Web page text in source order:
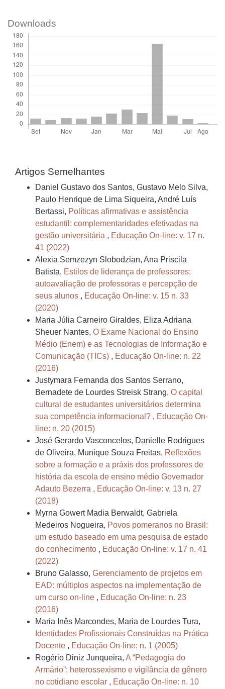
Downloads
Artigos Semelhantes
Daniel Gustavo dos Santos, Gustavo Melo Silva,
Paulo Henrique de Lima Siqueira, André Luís
Bertassi, Políticas afirmativas e assistência
estudantil: complementaridades efetivadas na
gestão universitária , Educação On-line: v. 17 n.
41 (2022)
Alexia Semzezyn Slobodzian, Ana Priscila
Batista, Estilos de liderança de professores:
autoavaliação de professoras e percepção de
seus alunos , Educação On-line: v. 15 n. 33
(2020)
Maria Júlia Carneiro Giraldes, Eliza Adriana
Sheuer Nantes, O Exame Nacional do Ensino
Médio (Enem) e as Tecnologias de Informação e
Comunicação (TICs) , Educação On-line: n. 22
(2016)
Justymara Fernanda dos Santos Serrano,
Bernadete de Lourdes Streisk Strang, O capital
cultural de estudantes universitários determina
sua competência informacional? , Educação On-
line: n. 20 (2015)
José Gerardo Vasconcelos, Danielle Rodrigues
de Oliveira, Munique Souza Freitas, Reflexões
sobre a formação e a práxis dos professores de
história da escola de ensino médio Governador
Adauto Bezerra , Educação On-line: v. 13 n. 27
(2018)
Myrna Gowert Madia Berwaldt, Gabriela
Medeiros Nogueira, Povos pomeranos no Brasil:
um estudo baseado em uma pesquisa de estado
do conhecimento , Educação On-line: v. 17 n. 41
(2022)
Bruno Galasso, Gerenciamento de projetos em
EAD: múltiplos aspectos na implementação de
um curso on-line , Educação On-line: n. 23
(2016)
Maria Inês Marcondes, Maria de Lourdes Tura,
Identidades Profissionais Construídas na Prática
Docente , Educação On-line: n. 1 (2005)
Rogério Diniz Junqueira, A “Pedagogia do
Armário”: heterossexismo e vigilância de gênero
no cotidiano escolar , Educação On-line: n. 10